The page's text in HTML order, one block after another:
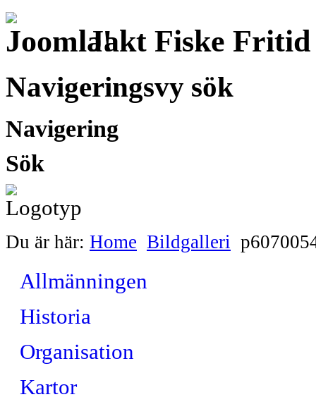
Jakt Fiske Fritid
Navigeringsvy sök
Navigering
Sök
Du är här: Home Bildgalleri
Allmänningen
Historia
Organisation
Kartor